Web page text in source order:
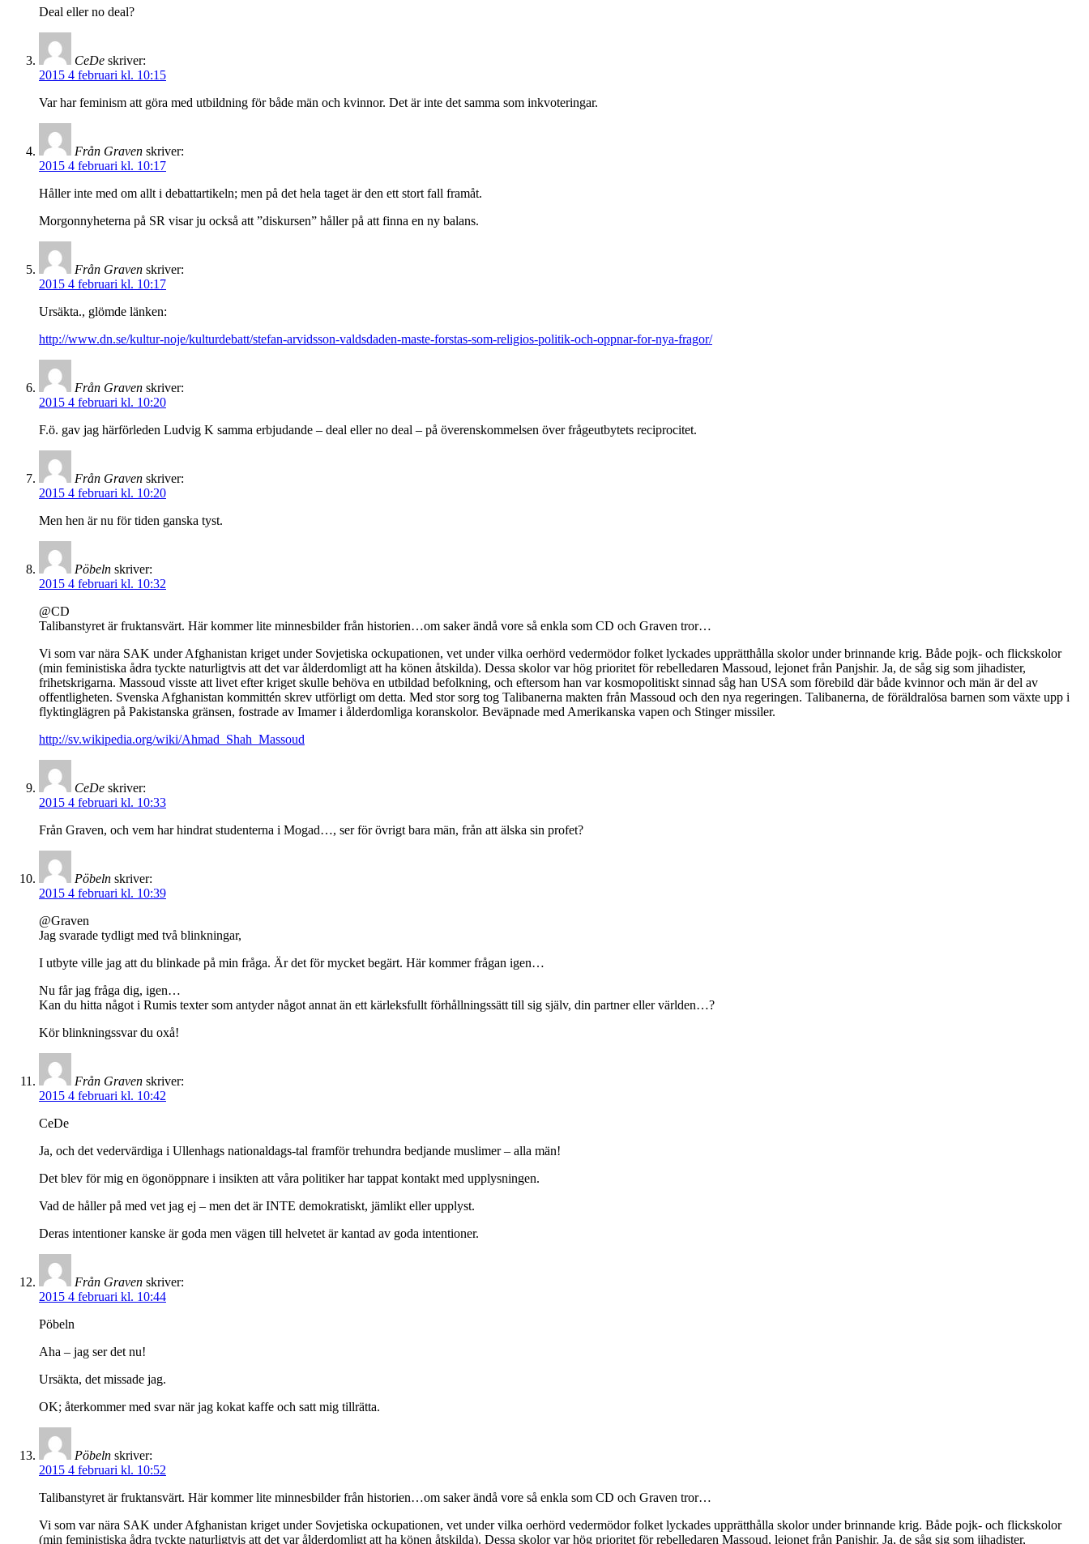
Deal eller no deal?
CeDe skriver:
2015 4 februari kl. 10:15
Var har feminism att göra med utbildning för både män och kvinnor. Det är inte det samma som inkvoteringar.
Från Graven skriver:
2015 4 februari kl. 10:17
Håller inte med om allt i debattartikeln; men på det hela taget är den ett stort fall framåt.
Morgonnyheterna på SR visar ju också att ”diskursen” håller på att finna en ny balans.
Från Graven skriver:
2015 4 februari kl. 10:17
Ursäkta., glömde länken:
http://www.dn.se/kultur-noje/kulturdebatt/stefan-arvidsson-valdsdaden-maste-forstas-som-religios-politik-och-oppnar-for-nya-fragor/
Från Graven skriver:
2015 4 februari kl. 10:20
F.ö. gav jag härförleden Ludvig K samma erbjudande – deal eller no deal – på överenskommelsen över frågeutbytets reciprocitet.
Från Graven skriver:
2015 4 februari kl. 10:20
Men hen är nu för tiden ganska tyst.
Pöbeln skriver:
2015 4 februari kl. 10:32
@CD
Talibanstyret är fruktansvärt. Här kommer lite minnesbilder från historien…om saker ändå vore så enkla som CD och Graven tror…
Vi som var nära SAK under Afghanistan kriget under Sovjetiska ockupationen, vet under vilka oerhörd vedermödor folket lyckades upprätthålla skolor under brinnande krig. Både pojk- och flickskolor
(min feministiska ådra tyckte naturligtvis att det var ålderdomligt att ha könen åtskilda). Dessa skolor var hög prioritet för rebelledaren Massoud, lejonet från Panjshir. Ja, de såg sig som jihadister,
frihetskrigarna. Massoud visste att livet efter kriget skulle behöva en utbildad befolkning, och eftersom han var kosmopolitiskt sinnad såg han USA som förebild där både kvinnor och män är del av
offentligheten. Svenska Afghanistan kommittén skrev utförligt om detta. Med stor sorg tog Talibanerna makten från Massoud och den nya regeringen. Talibanerna, de föräldralösa barnen som växte upp i
flyktinglägren på Pakistanska gränsen, fostrade av Imamer i ålderdomliga koranskolor. Beväpnade med Amerikanska vapen och Stinger missiler.
http://sv.wikipedia.org/wiki/Ahmad_Shah_Massoud
CeDe skriver:
2015 4 februari kl. 10:33
Från Graven, och vem har hindrat studenterna i Mogad…, ser för övrigt bara män, från att älska sin profet?
Pöbeln skriver:
2015 4 februari kl. 10:39
@Graven
Jag svarade tydligt med två blinkningar,
I utbyte ville jag att du blinkade på min fråga. Är det för mycket begärt. Här kommer frågan igen…
Nu får jag fråga dig, igen…
Kan du hitta något i Rumis texter som antyder något annat än ett kärleksfullt förhållningssätt till sig själv, din partner eller världen…?
Kör blinkningssvar du oxå!
Från Graven skriver:
2015 4 februari kl. 10:42
CeDe
Ja, och det vedervärdiga i Ullenhags nationaldags-tal framför trehundra bedjande muslimer – alla män!
Det blev för mig en ögonöppnare i insikten att våra politiker har tappat kontakt med upplysningen.
Vad de håller på med vet jag ej – men det är INTE demokratiskt, jämlikt eller upplyst.
Deras intentioner kanske är goda men vägen till helvetet är kantad av goda intentioner.
Från Graven skriver:
2015 4 februari kl. 10:44
Pöbeln
Aha – jag ser det nu!
Ursäkta, det missade jag.
OK; återkommer med svar när jag kokat kaffe och satt mig tillrätta.
Pöbeln skriver:
2015 4 februari kl. 10:52
Talibanstyret är fruktansvärt. Här kommer lite minnesbilder från historien…om saker ändå vore så enkla som CD och Graven tror…
Vi som var nära SAK under Afghanistan kriget under Sovjetiska ockupationen, vet under vilka oerhörd vedermödor folket lyckades upprätthålla skolor under brinnande krig. Både pojk- och flickskolor
(min feministiska ådra tyckte naturligtvis att det var ålderdomligt att ha könen åtskilda). Dessa skolor var hög prioritet för rebelledaren Massoud, lejonet från Panjshir. Ja, de såg sig som jihadister,